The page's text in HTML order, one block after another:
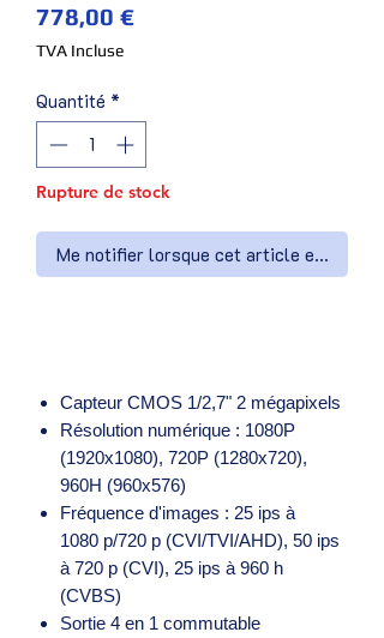
778,00 €Prix
TVA Incluse
Quantité *
Rupture de stock
Me notifier lorsque cet article est
Capteur CMOS 1/2,7" 2 mégapixels
Résolution numérique : 1080P
(1920x1080), 720P (1280x720),
960H (960x576)
Fréquence d'images : 25 ips à
1080 p/720 p (CVI/TVI/AHD), 50 ips
à 720 p (CVI), 25 ips à 960 h
(CVBS)
Sortie 4 en 1 commutable